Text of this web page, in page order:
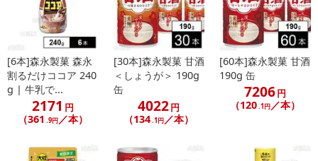
休業日
その他共通および商品カテゴリー別注意事項（※必ずご確認くだ
さい）
こちらの情報は での情報となります。
[6本]森永製菓 森永
割るだけココア 240
g | 牛乳で...
2171 円
（361 .9円／本）
[30本]森永製菓 甘酒
＜しょうが＞ 190g
缶
4022円
（134.1円／本）
[60本]森永製菓 甘酒
190g 缶
7206円
（120.1円／本）